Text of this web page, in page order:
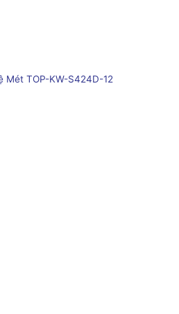
Mét TOP-KW-S424D-12